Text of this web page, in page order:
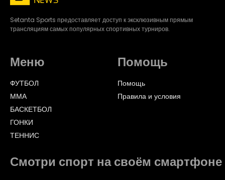
Setanta Sports предоставляет доступ к эксклюзивным прямым
трансляциям самых популярных спортивных турниров.
Меню
ФУТБОЛ
ММА
БАСКЕТБОЛ
ГОНКИ
ТЕННИС
Помощь
Помощь
Правила и условия
Смотри спорт на своём смартфоне